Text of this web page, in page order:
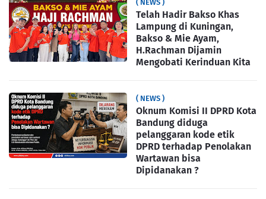
( NEWS )
Telah Hadir Bakso Khas
Lampung di Kuningan,
Bakso & Mie Ayam,
H.Rachman Dijamin
Mengobati Kerinduan Kita
( NEWS )
Oknum Komisi II DPRD Kota
Bandung diduga
pelanggaran kode etik
DPRD terhadap Penolakan
Wartawan bisa
Dipidanakan ?